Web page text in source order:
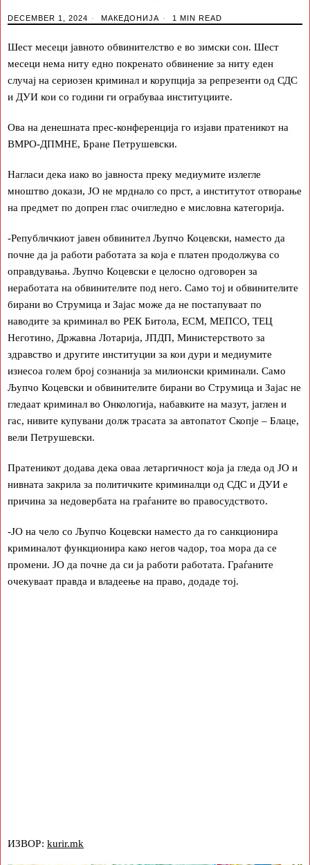
DECEMBER 1, 2024 МАКЕДОНИЈА 1 MIN READ
Шест месеци јавното обвинителство е во зимски сон. Шест
месеци нема ниту едно покренато обвинение за ниту еден
случај на сериозен криминал и корупција за репрезенти од СДС
и ДУИ кои со години ги ограбуваа институциите.
Ова на денешната прес-конференција го изјави пратеникот на
ВМРО-ДПМНЕ, Бране Петрушевски.
Нагласи дека иако во јавноста преку медиумите излегле
мноштво докази, ЈО не мрднало со прст, а институтот отворање
на предмет по допрен глас очигледно е мисловна категорија.
-Републичкиот јавен обвинител Љупчо Коцевски, наместо да
почне да ја работи работата за која е платен продолжува со
оправдувања. Љупчо Коцевски е целосно одговорен за
неработата на обвинителите под него. Само тој и обвинителите
бирани во Струмица и Зајас може да не постапуваат по
наводите за криминал во РЕК Битола, ЕСМ, МЕПСО, ТЕЦ
Неготино, Државна Лотарија, ЈПДП, Министерството за
здравство и другите институции за кои дури и медиумите
изнесоа голем број сознанија за милионски криминали. Само
Љупчо Коцевски и обвинителите бирани во Струмица и Зајас не
гледаат криминал во Онкологија, набавките на мазут, јаглен и
гас, нивите купувани долж трасата за автопатот Скопје – Блаце,
вели Петрушевски.
Пратеникот додава дека оваа летаргичност која ја гледа од ЈО и
нивната закрила за политичките криминалци од СДС и ДУИ е
причина за недовербата на граѓаните во правосудството.
-ЈО на чело со Љупчо Коцевски наместо да го санкционира
криминалот функционира како негов чадор, тоа мора да се
промени. ЈО да почне да си ја работи работата. Граѓаните
очекуваат правда и владеење на право, додаде тој.
ИЗВОР: kurir.mk